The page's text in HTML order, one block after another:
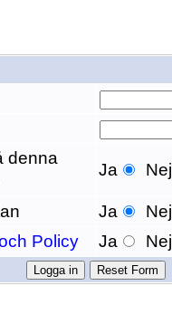
denna
Ja Nej
Ja
Nej
Policy Ja Nej